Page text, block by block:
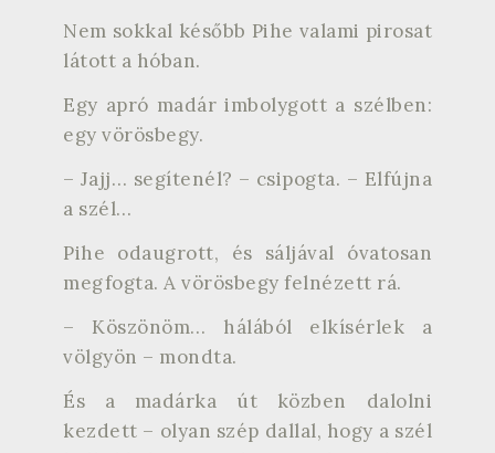
Nem sokkal később Pihe valami pirosat
látott a hóban.
Egy apró madár imbolygott a szélben:
egy vörösbegy.
– Jajj… segítenél? – csipogta. – Elfújna
a szél…
Pihe odaugrott, és sáljával óvatosan
megfogta. A vörösbegy felnézett rá.
– Köszönöm… hálából elkísérlek a
völgyön – mondta.
És a madárka út közben dalolni
kezdett – olyan szép dallal, hogy a szél